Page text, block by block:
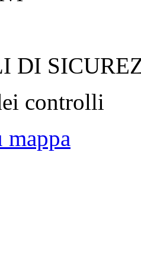
DI
controlli
mappa